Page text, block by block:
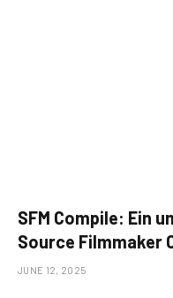
SFM Compile: Ein
Source Filmmaker
JUNE 12, 2025